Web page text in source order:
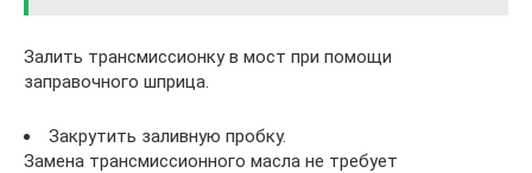
Залить трансмиссионку в мост при помощи
заправочного шприца.
Закрутить заливную пробку.
Замена трансмиссионного масла не требует